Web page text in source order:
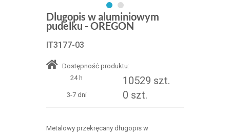
Dlugopis w aluminiowym
pudelku - OREGON
IT3177-03
Dostępność produktu:
24 h
10529 szt.
3-7 dni 0 szt.
Metalowy przekręcany długopis w